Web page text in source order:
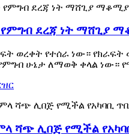
ደረጃ ነት ማሸጊያ
ወረቀት የተሰራ ነው።
ሁኔታ ለማወቅ ቀላል ነው።
ሻጭ ሊበጅ የሚችል